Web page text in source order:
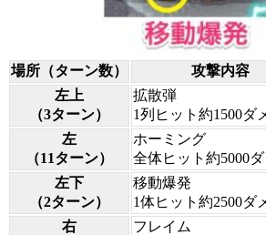
場所（ターン数）
攻撃内容
左上
（3ターン）
拡散弾
1列ヒット約1500ダ
左
（11ターン）
ホーミング
全体ヒット約5000
左下
（2ターン）
移動爆発
1体ヒット約2500ダ
右
フレイム